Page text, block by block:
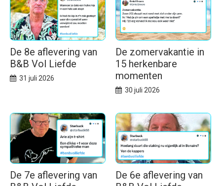
De 8e aflevering van
B&B Vol Liefde
31 juli 2026
De zomervakantie in
15 herkenbare
momenten
30 juli 2026
De 7e aflevering van
De 6e aflevering van